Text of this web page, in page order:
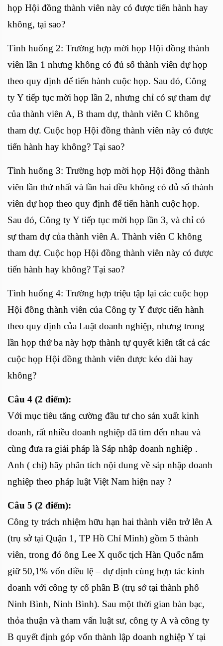
họp Hội đồng thành viên này có được tiến hành hay
không, tại sao?
Tình huống 2: Trường hợp mời họp Hội đồng thành
viên lần 1 nhưng không có đủ số thành viên dự họp
theo quy định để tiến hành cuộc họp. Sau đó, Công
ty Y tiếp tục mời họp lần 2, nhưng chỉ có sự tham dự
của thành viên A, B tham dự, thành viên C không
tham dự. Cuộc họp Hội đồng thành viên này có được
tiến hành hay không? Tại sao?
Tình huống 3: Trường hợp mời họp Hội đồng thành
viên lần thứ nhất và lần hai đều không có đủ số thành
viên dự họp theo quy định để tiến hành cuộc họp.
Sau đó, Công ty Y tiếp tục mời họp lần 3, và chỉ có
sự tham dự của thành viên A. Thành viên C không
tham dự. Cuộc họp Hội đồng thành viên này có được
tiến hành hay không? Tại sao?
Tình huống 4: Trường hợp triệu tập lại các cuộc họp
Hội đồng thành viên của Công ty Y được tiến hành
theo quy định của Luật doanh nghiệp, nhưng trong
lần họp thứ ba này hợp thành tự quyết kiến tất cả các
cuộc họp Hội đồng thành viên được kéo dài hay
không?
Câu 4 (2 điểm):
Với mục tiêu tăng cường đầu tư cho sản xuất kinh
doanh, rất nhiều doanh nghiệp đã tìm đến nhau và
cùng đưa ra giải pháp là Sáp nhập doanh nghiệp .
Anh ( chị) hãy phân tích nội dung về sáp nhập doanh
nghiệp theo pháp luật Việt Nam hiện nay ?
Câu 5 (2 điểm):
Công ty trách nhiệm hữu hạn hai thành viên trở lên A
(trụ sở tại Quận 1, TP Hồ Chí Minh) gồm 5 thành
viên, trong đó ông Lee X quốc tịch Hàn Quốc nắm
giữ 50,1% vốn điều lệ – dự định cùng hợp tác kinh
doanh với công ty cổ phần B (trụ sở tại thành phố
Ninh Bình, Ninh Bình). Sau một thời gian bàn bạc,
thỏa thuận và tham vấn luật sư, công ty A và công ty
B quyết định góp vốn thành lập doanh nghiệp Y tại